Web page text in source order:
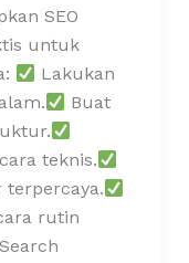
SEO
untuk
Lakukan
Buat
teknis.
rutin